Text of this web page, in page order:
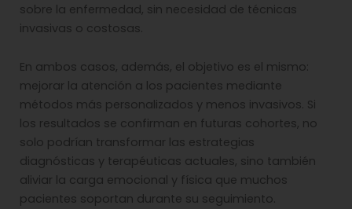
sobre la enfermedad, sin necesidad de técnicas
invasivas o costosas.
En ambos casos, además, el objetivo es el mismo:
mejorar la atención a los pacientes mediante
métodos más personalizados y menos invasivos. Si
los resultados se confirman en futuras cohortes, no
solo podrían transformar las estrategias
diagnósticas y terapéuticas actuales, sino también
aliviar la carga emocional y física que muchos
pacientes soportan durante su seguimiento.